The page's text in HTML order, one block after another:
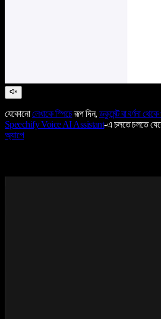
যেকোনোলেখাকে স্পিচেরূপ দিন, ডকুমেন্ট বা বর্ণনা
Speechify Voice AI Assistant-এ চলতে চলতে
অ্যাপে